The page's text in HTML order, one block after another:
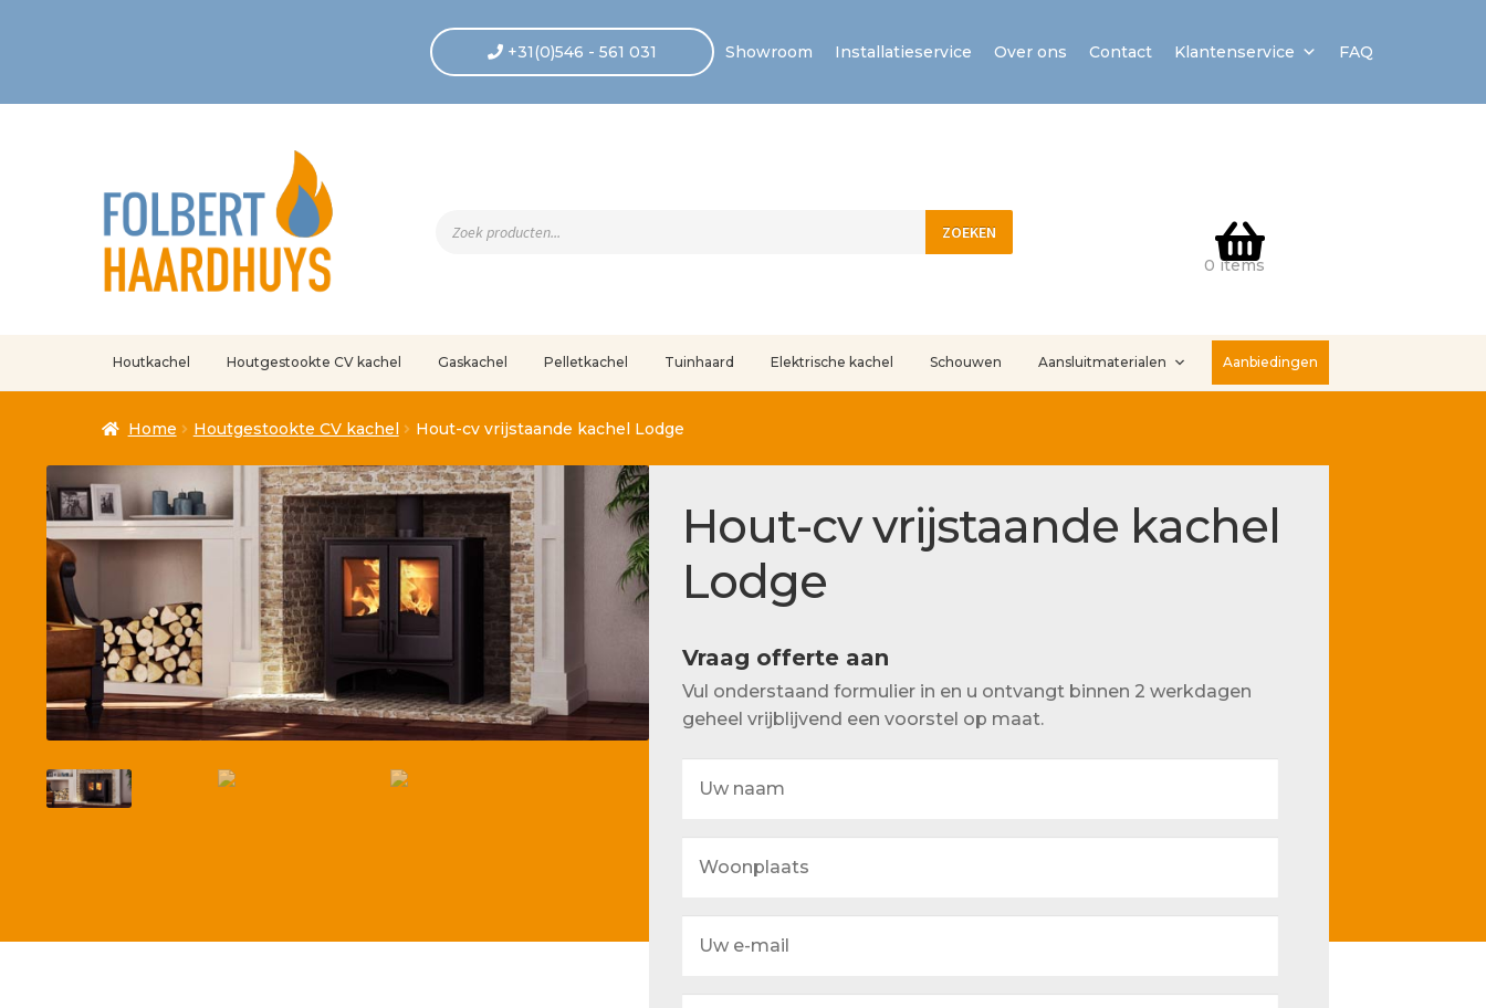
+31(0)546 - 561 031 Showroom Installatieservice Over ons Contact Klantenservice FAQ
zoeken
ZOEKEN
0 items
Houtkachel Houtgestookte CV kachel Gaskachel Pelletkachel Tuinhaard Elektrische kachel Schouwen Aansluitmaterialen Aanbiedingen
Betaalmethode Actueel
Ons team
Verzending en bezorging Winkel Winkelmand
Home Houtgestookte CV kachel Hout-cv vrijstaande kachel Lodge
Hout-cv vrijstaande kachel
Lodge
Vraag offerte aan
Vul onderstaand formulier in en u ontvangt binnen 2 werkdagen
geheel vrijblijvend een voorstel op maat.
naam
e-